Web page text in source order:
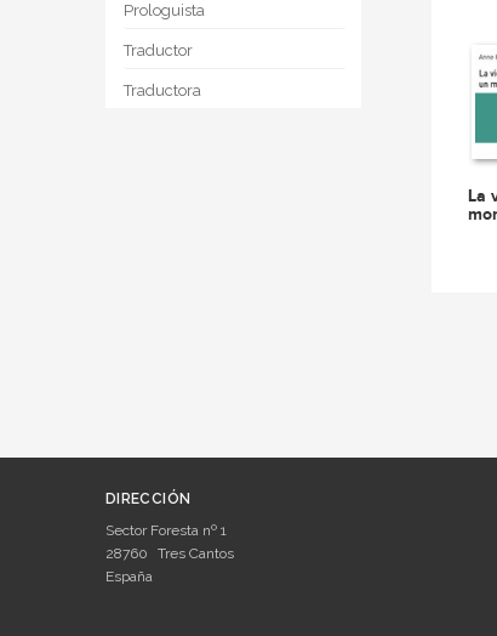
Prologuista
Traductor
Traductora
La
DIRECCIÓN
Sector Foresta nº 1
28760
Tres Cantos
España